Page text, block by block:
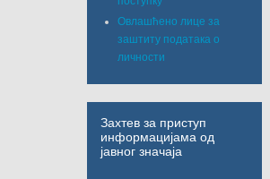
Овлашћено лице за
заштиту података о
личности
Захтев за приступ
информацијама од
јавног значаја